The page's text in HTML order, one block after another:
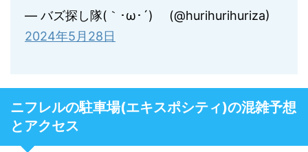
— バズ探し隊(｀･ω･´)ゞ (@hurihurihuriza)
2024年5月28日
ニフレルの駐車場(エキスポシティ)の混雑予想
とアクセス